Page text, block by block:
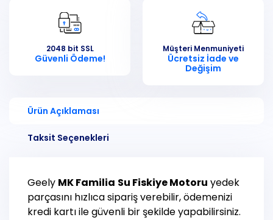
2048 bit SSL
Güvenli Ödeme!
Müşteri Menmuniyeti
Ücretsiz İade ve
Değişim
Ürün Açıklaması
Taksit Seçenekleri
Geely MK Familia Su Fiskiye Motoru yedek
parçasını hızlıca sipariş verebilir, ödemenizi
kredi kartı ile güvenli bir şekilde yapabilirsiniz.